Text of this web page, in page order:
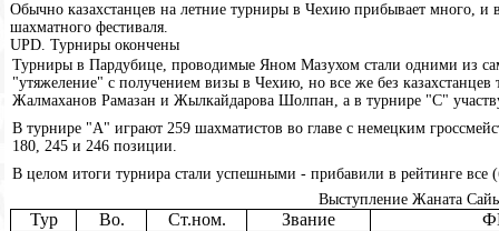
Обычно казахстанцев на летние турниры в Чехию прибывает много, и
шахматного фестиваля.
UPD. Турниры окончены
Турниры в Пардубице, проводимые Яном Мазухом стали одними из
"утяжеление" с получением визы в Чехию, но все же без
Жалмаханов Рамазан и Жылкайдарова Шолпан, а в турнире "С"
В турнире "А" играют 259 шахматистов во главе с немецким
180, 245 и 246 позиции.
В целом итоги турнира стали успешными - прибавили в рейтинге
Выступление Жаната
Тур Bo. Ст.ном. Звание